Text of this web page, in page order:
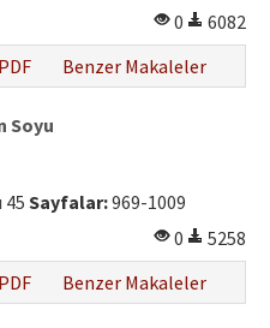
0
6082
PDF Benzer Makaleler
Soyu
45 Sayfalar:969-1009
0
5258
PDF Benzer Makaleler